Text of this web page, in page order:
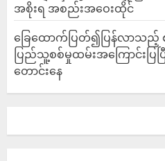
အစိုးရ အစည်းအဝေးထိုင်
ခြေထောက်ပြတ်၍ပြန်လာသည့်
ပြည်သူ့စစ်မှုထမ်းအကြောင်းပြပ
တောင်းနေ